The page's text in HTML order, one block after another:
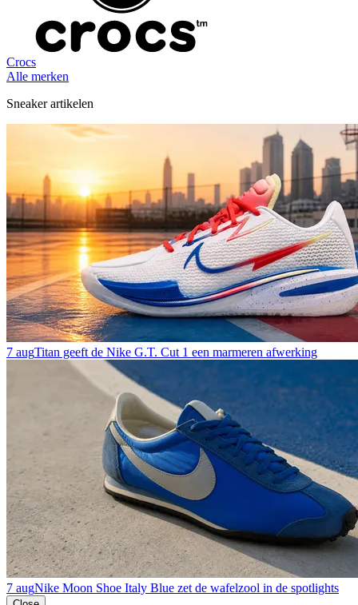
Crocs
Alle merken
Sneaker artikelen
7 augTitan geeft de Nike G.T. Cut 1 een marmeren afwerking
7 augNike Moon Shoe Italy Blue zet de wafelzool in de spotlights